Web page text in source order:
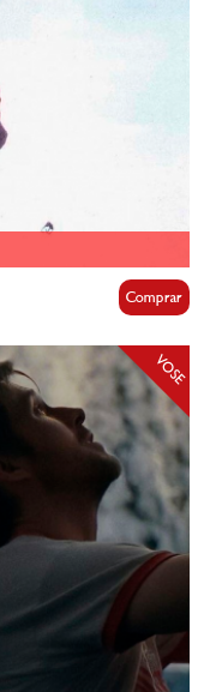
Comprar
VOSE